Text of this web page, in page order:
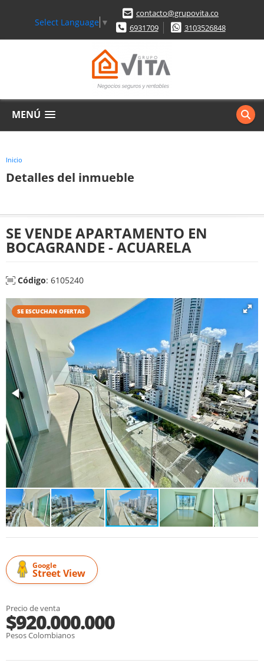
Select Language ▼
contacto@grupovita.co
6931709
3103526848
MENÚ
Inicio
Detalles del inmueble
SE VENDE APARTAMENTO EN
BOCAGRANDE - ACUARELA
Código: 6105240
SE ESCUCHAN OFERTAS
Google
Street View
Precio de venta
$920.000.000
Pesos Colombianos